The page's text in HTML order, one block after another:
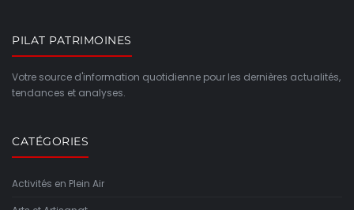
PILAT PATRIMOINES
Votre source d'information quotidienne pour les dernières actualités,
tendances et analyses.
CATÉGORIES
Activités en Plein Air